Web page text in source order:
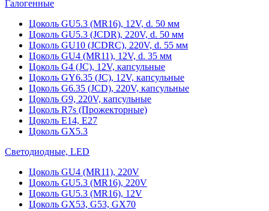
Галогенные
Цоколь GU5.3 (MR16), 12V, d. 50 мм
Цоколь GU5.3 (JCDR), 220V, d. 50 мм
Цоколь GU10 (JCDRC), 220V, d. 55 мм
Цоколь GU4 (MR11), 12V, d. 35 мм
Цоколь G4 (JC), 12V, капсульные
Цоколь GY6.35 (JC), 12V, капсульные
Цоколь G6.35 (JCD), 220V, капсульные
Цоколь G9, 220V, капсульные
Цоколь R7s (Прожекторные)
Цоколь E14, E27
Цоколь GX5.3
Светодиодные, LED
Цоколь GU4 (MR11), 220V
Цоколь GU5.3 (MR16), 220V
Цоколь GU5.3 (MR16), 12V
Цоколь GX53, G53, GX70